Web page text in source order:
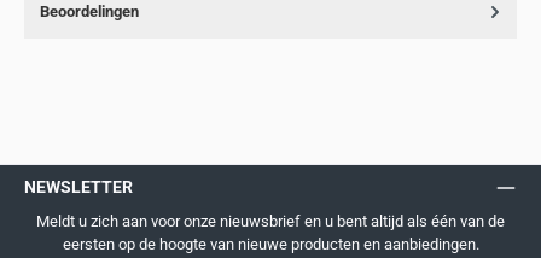
Beoordelingen
NEWSLETTER
Meldt u zich aan voor onze nieuwsbrief en u bent altijd als één van de
eersten op de hoogte van nieuwe producten en aanbiedingen.